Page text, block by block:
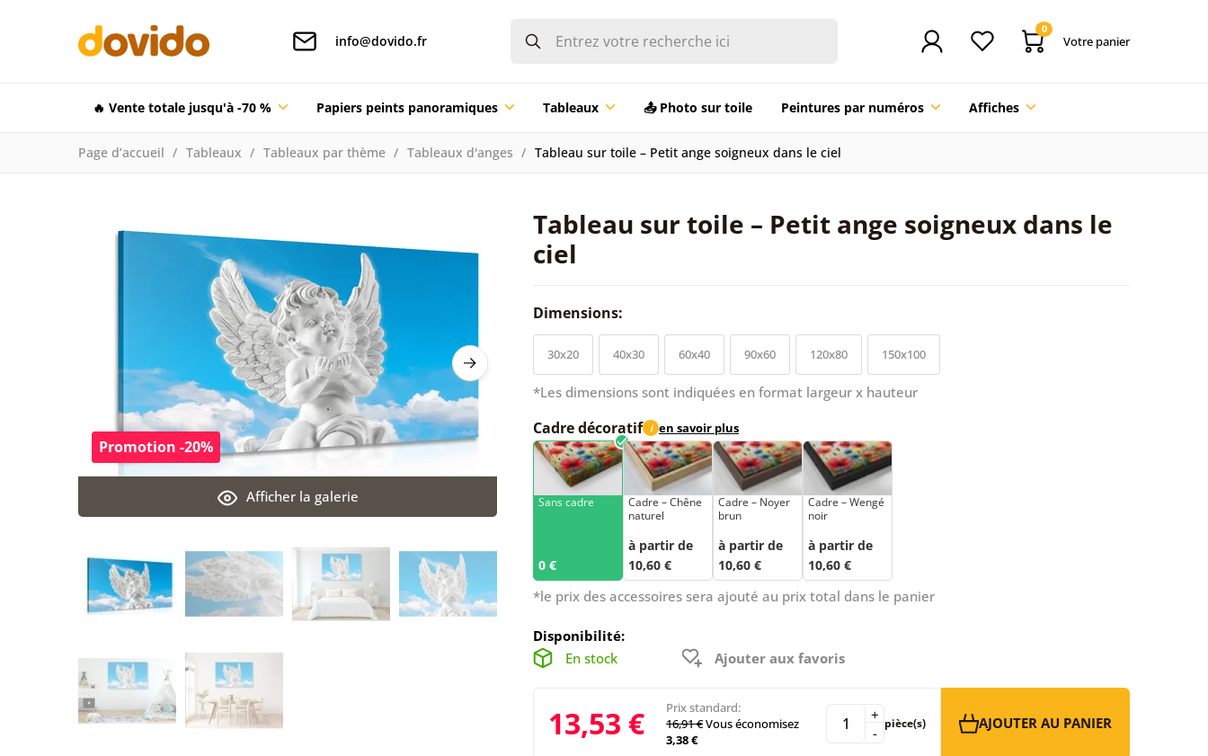
info@dovido.fr
0
Votre panier
🔥 Vente totale jusqu'à -70 % Papiers peints panoramiques Tableaux 📤 Photo sur toile Peintures par numéros Affiches
Page d’accueil Tableaux Tableaux par thème Tableaux d'anges Tableau sur toile – Petit ange soigneux dans le ciel
Tableau sur toile – Petit ange soigneux dans le
ciel
Afficher la galerie
Promotion -20%
Dimensions:
30x20 40x30 60x40 90x60 120x80 150x100
*Les dimensions sont indiquées en format largeur x hauteur
Cadre décoratif i en savoir plus
Sans cadre
0 €
Cadre – Chêne
naturel
à partir de
10,60 €
Cadre – Noyer
brun
à partir de
10,60 €
Cadre – Wengé
noir
à partir de
10,60 €
*le prix des accessoires sera ajouté au prix total dans le panier
Disponibilité:
En stock
Ajouter aux favoris
13,53 €
Prix standard:
16,91 €Vous économisez
3,38 €
-
+ pièce(s) AJOUTER AU PANIER